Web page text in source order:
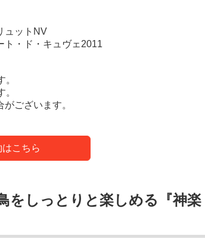
ュットNV
・ド・キュヴェ2011
ございます。
はこちら
をしっとりと楽しめる『神楽